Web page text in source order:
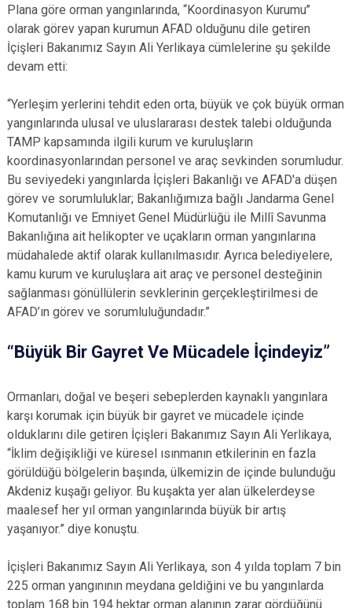
Plana göre orman yangınlarında, “Koordinasyon Kurumu’’
olarak görev yapan kurumun AFAD olduğunu dile getiren
İçişleri Bakanımız Sayın Ali Yerlikaya cümlelerine şu şekilde
devam etti:
“Yerleşim yerlerini tehdit eden orta, büyük ve çok büyük orman
yangınlarında ulusal ve uluslararası destek talebi olduğunda
TAMP kapsamında ilgili kurum ve kuruluşların
koordinasyonlarından personel ve araç sevkinden sorumludur.
Bu seviyedeki yangınlarda İçişleri Bakanlığı ve AFAD'a düşen
görev ve sorumluluklar; Bakanlığımıza bağlı Jandarma Genel
Komutanlığı ve Emniyet Genel Müdürlüğü ile Millî Savunma
Bakanlığına ait helikopter ve uçakların orman yangınlarına
müdahalede aktif olarak kullanılmasıdır. Ayrıca belediyelere,
kamu kurum ve kuruluşlara ait araç ve personel desteğinin
sağlanması gönüllülerin sevklerinin gerçekleştirilmesi de
AFAD’ın görev ve sorumluluğundadır.”
“Büyük Bir Gayret Ve Mücadele İçindeyiz”
Ormanları, doğal ve beşeri sebeplerden kaynaklı yangınlara
karşı korumak için büyük bir gayret ve mücadele içinde
olduklarını dile getiren İçişleri Bakanımız Sayın Ali Yerlikaya,
“İklim değişikliği ve küresel ısınmanın etkilerinin en fazla
görüldüğü bölgelerin başında, ülkemizin de içinde bulunduğu
Akdeniz kuşağı geliyor. Bu kuşakta yer alan ülkelerdeyse
maalesef her yıl orman yangınlarında büyük bir artış
yaşanıyor.” diye konuştu.
İçişleri Bakanımız Sayın Ali Yerlikaya, son 4 yılda toplam 7 bin
225 orman yangınının meydana geldiğini ve bu yangınlarda
toplam 168 bin 194 hektar orman alanının zarar gördüğünü